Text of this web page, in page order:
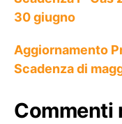
30 giugno
Aggiornamento
Scadenza di
Commenti